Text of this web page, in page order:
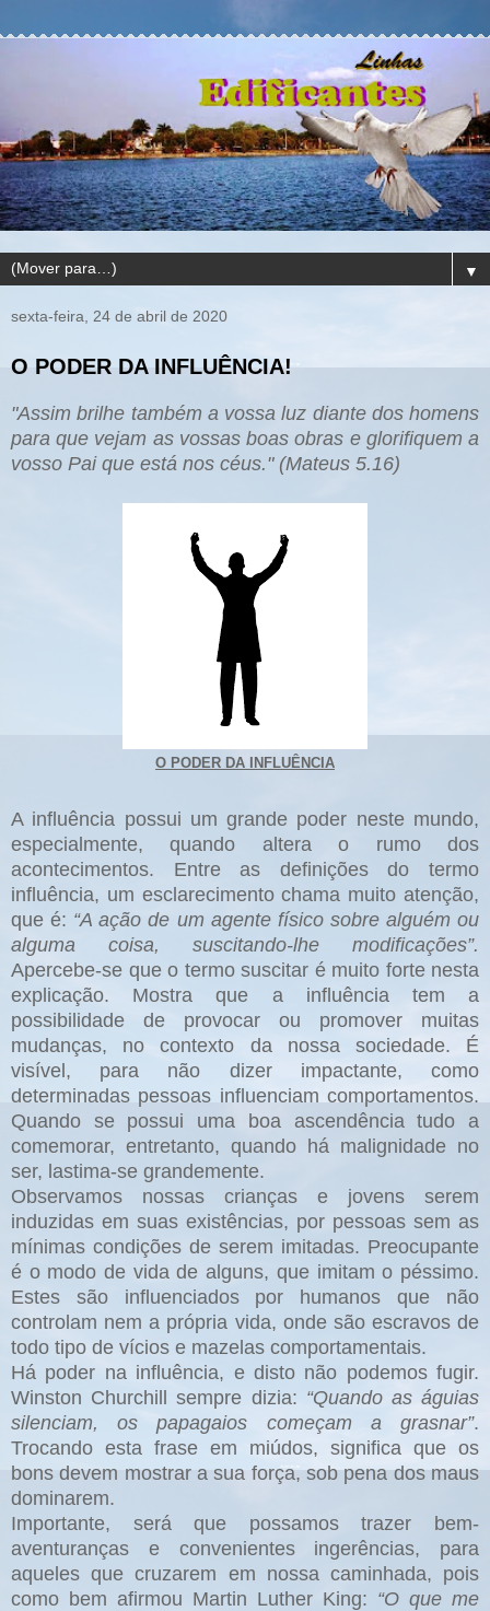
▼
sexta-feira, 24 de abril de 2020
O PODER DA INFLUÊNCIA!
"Assim brilhe também a vossa luz diante dos homens
para que vejam as vossas boas obras e glorifiquem a
vosso Pai que está nos céus." (Mateus 5.16)
O PODER DA INFLUÊNCIA
A influência possui um grande poder neste mundo,
especialmente, quando altera o rumo dos
acontecimentos. Entre as definições do termo
influência, um esclarecimento chama muito atenção,
que é: “A ação de um agente físico sobre alguém ou
alguma coisa, suscitando-lhe modificações”.
Apercebe-se que o termo suscitar é muito forte nesta
explicação. Mostra que a influência tem a
possibilidade de provocar ou promover muitas
mudanças, no contexto da nossa sociedade. É
visível, para não dizer impactante, como
determinadas pessoas influenciam comportamentos.
Quando se possui uma boa ascendência tudo a
comemorar, entretanto, quando há malignidade no
ser, lastima-se grandemente.
Observamos nossas crianças e jovens serem
induzidas em suas existências, por pessoas sem as
mínimas condições de serem imitadas. Preocupante
é o modo de vida de alguns, que imitam o péssimo.
Estes são influenciados por humanos que não
controlam nem a própria vida, onde são escravos de
todo tipo de vícios e mazelas comportamentais.
Há poder na influência, e disto não podemos fugir.
Winston Churchill sempre dizia: “Quando as águias
silenciam, os papagaios começam a grasnar”.
Trocando esta frase em miúdos, significa que os
bons devem mostrar a sua força, sob pena dos maus
dominarem.
Importante, será que possamos trazer bem-
aventuranças e convenientes ingerências, para
aqueles que cruzarem em nossa caminhada, pois
como bem afirmou Martin Luther King: “O que me